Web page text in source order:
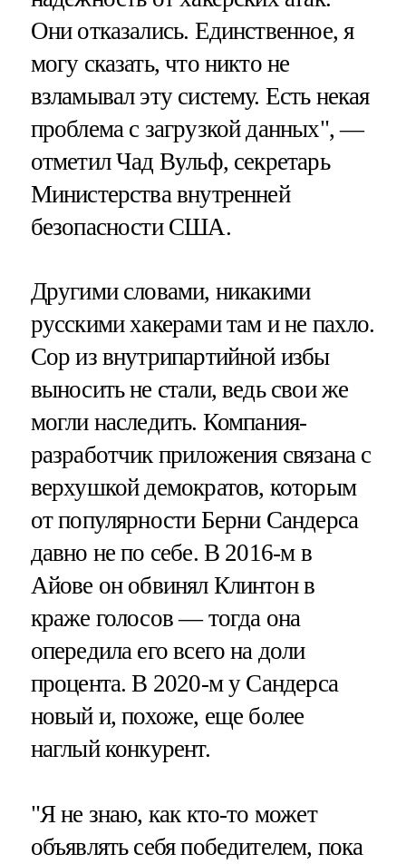
Они отказались. Единственное, я
могу сказать, что никто не
взламывал эту систему. Есть некая
проблема с загрузкой данных", —
отметил Чад Вульф, секретарь
Министерства внутренней
безопасности США.
Другими словами, никакими
русскими хакерами там и не пахло.
Сор из внутрипартийной избы
выносить не стали, ведь свои же
могли наследить. Компания-
разработчик приложения связана с
верхушкой демократов, которым
от популярности Берни Сандерса
давно не по себе. В 2016-м в
Айове он обвинял Клинтон в
краже голосов — тогда она
опередила его всего на доли
процента. В 2020-м у Сандерса
новый и, похоже, еще более
наглый конкурент.
"Я не знаю, как кто-то может
объявлять себя победителем, пока